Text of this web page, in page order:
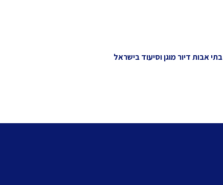
בתי אבות דיור מוגן וסיעוד בישראל